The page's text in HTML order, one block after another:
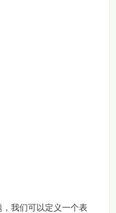
我们可以定义一个表